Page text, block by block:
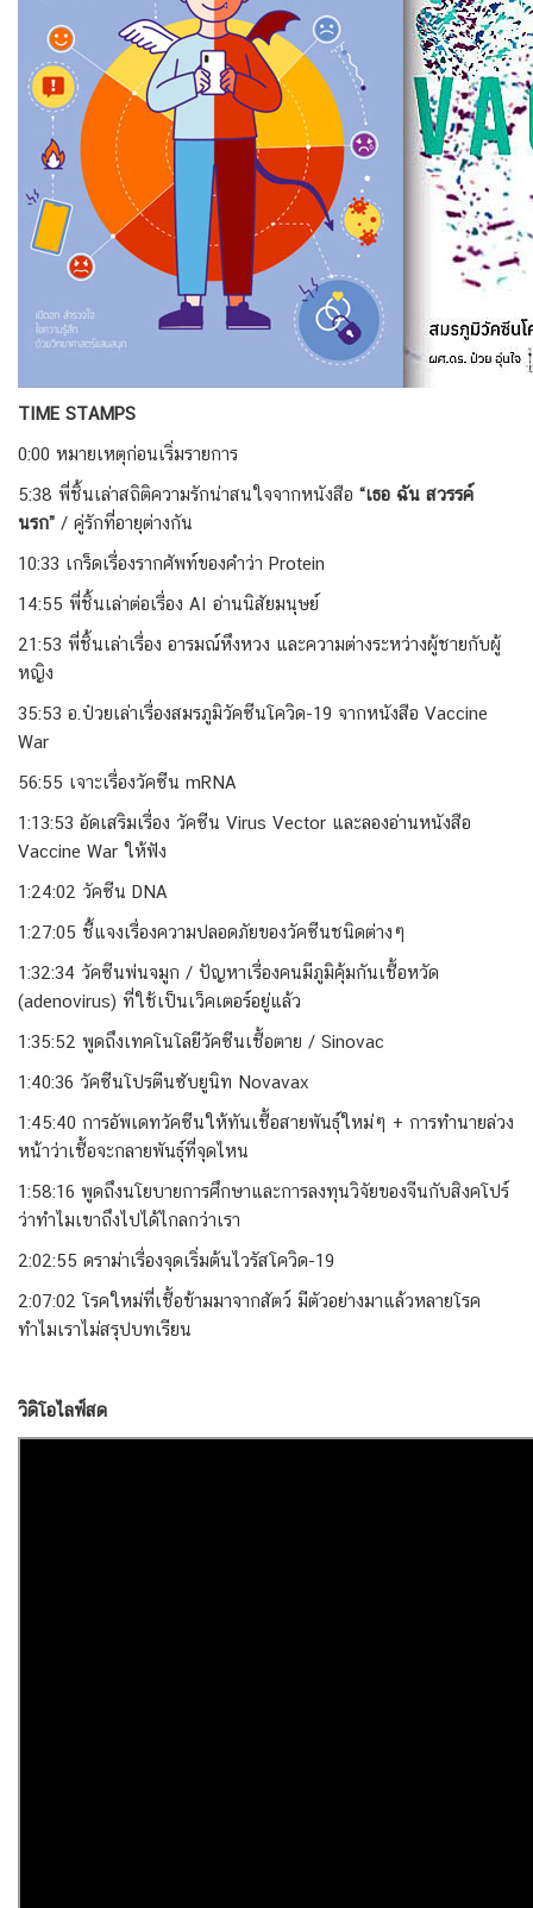
TIME STAMPS
0:00 หมายเหตุก่อนเริ่มรายการ
5:38 พี่ชิ้นเล่าสถิติความรักน่าสนใจจากหนังสือ “เธอ ฉัน สวรรค์
นรก” / คู่รักที่อายุต่างกัน
10:33 เกร็ดเรื่องรากศัพท์ของคำว่า Protein
14:55 พี่ชิ้นเล่าต่อเรื่อง AI อ่านนิสัยมนุษย์
21:53 พี่ชิ้นเล่าเรื่อง อารมณ์หึงหวง และความต่างระหว่างผู้ชายกับผู้
หญิง
35:53 อ.ป๋วยเล่าเรื่องสมรภูมิวัคซีนโควิด-19 จากหนังสือ Vaccine
War
56:55 เจาะเรื่องวัคซีน mRNA
1:13:53 อัดเสริมเรื่อง วัคซีน Virus Vector และลองอ่านหนังสือ
Vaccine War ให้ฟัง
1:24:02 วัคซีน DNA
1:27:05 ชี้แจงเรื่องความปลอดภัยของวัคซีนชนิดต่างๆ
1:32:34 วัคซีนพ่นจมูก / ปัญหาเรื่องคนมีภูมิคุ้มกันเชื้อหวัด
(adenovirus) ที่ใช้เป็นเว็คเตอร์อยู่แล้ว
1:35:52 พูดถึงเทคโนโลยีวัคซีนเชื้อตาย / Sinovac
1:40:36 วัคซีนโปรตีนซับยูนิท Novavax
1:45:40 การอัพเดทวัคซีนให้ทันเชื้อสายพันธุ์ใหม่ๆ + การทำนายล่วง
หน้าว่าเชื้อจะกลายพันธุ์ที่จุดไหน
1:58:16 พูดถึงนโยบายการศึกษาและการลงทุนวิจัยของจีนกับสิงคโปร์
ว่าทำไมเขาถึงไปได้ไกลกว่าเรา
2:02:55 ดราม่าเรื่องจุดเริ่มต้นไวรัสโควิด-19
2:07:02 โรคใหม่ที่เชื้อข้ามมาจากสัตว์ มีตัวอย่างมาแล้วหลายโรค
ทำไมเราไม่สรุปบทเรียน
วิดิโอไลฟ์สด